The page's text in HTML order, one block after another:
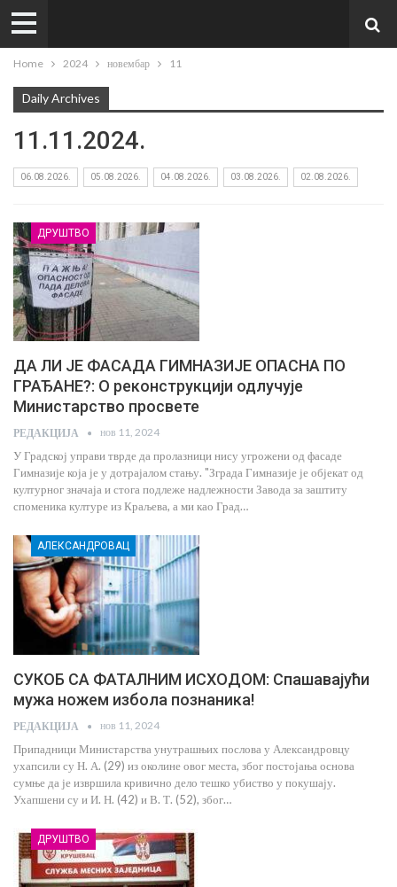
Home 2024 новембар 11
Daily Archives
11.11.2024.
06.08.2026. 05.08.2026. 04.08.2026. 03.08.2026. 02.08.2026.
ДРУШТВО
ДА ЛИ ЈЕ ФАСАДА ГИМНАЗИЈЕ ОПАСНА ПО
ГРАЂАНЕ?: О реконструкцији одлучује
Министарство просвете
РЕДАКЦИЈА нов 11, 2024
У Градској управи тврде да пролазници нису угрожени од фасаде
Гимназије која је у дотрајалом стању. "Зграда Гимназије је објекат од
културног значаја и стога подлеже надлежности Завода за заштиту
споменика културе из Краљева, а ми као Град…
АЛЕКСАНДРОВАЦ
СУКОБ СА ФАТАЛНИМ ИСХОДОМ: Спашавајући
мужа ножем избола познаника!
РЕДАКЦИЈА нов 11, 2024
Припадници Министарства унутрашњих послова у Александровцу
ухапсили су Н. А. (29) из околине овог места, због постојања основа
сумње да је извршила кривично дело тешко убиство у покушају.
Ухапшени су и И. Н. (42) и В. Т. (52), због…
ДРУШТВО